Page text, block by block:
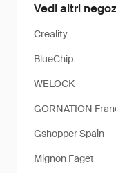
Vedi altri
Creality
BlueChip
WELOCK
GORNATION
Gshopper Spain
Mignon Faget